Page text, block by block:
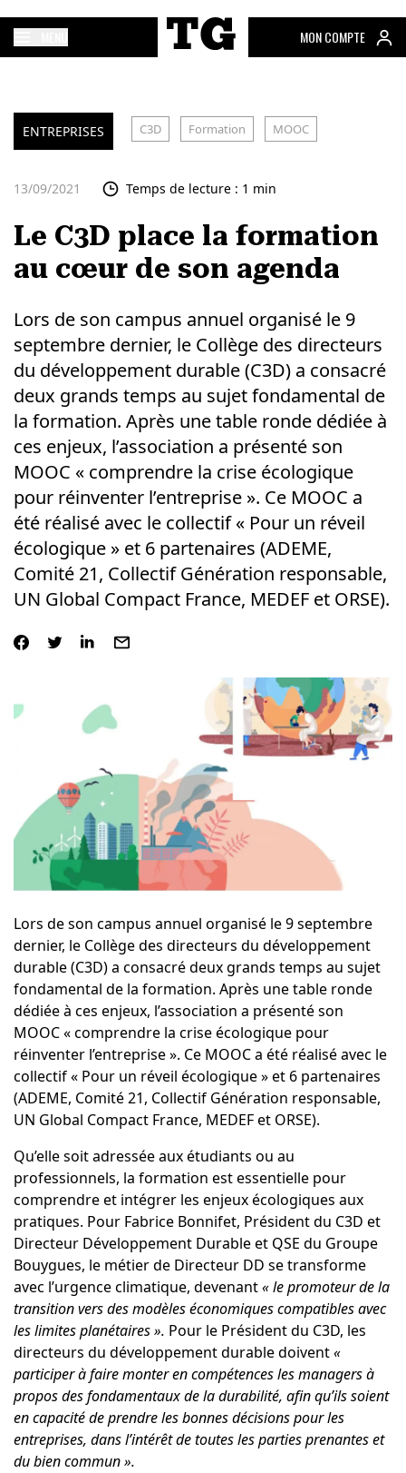
MON COMPTE
ENTREPRISES C3D Formation MOOC
13/09/2021 Temps de lecture : 1 min
Le C3D place la formation
au cœur de son agenda
Lors de son campus annuel organisé le 9
septembre dernier, le Collège des directeurs
du développement durable (C3D) a consacré
deux grands temps au sujet fondamental de
la formation. Après une table ronde dédiée à
ces enjeux, l’association a présenté son
MOOC « comprendre la crise écologique
pour réinventer l’entreprise ». Ce MOOC a
été réalisé avec le collectif « Pour un réveil
écologique » et 6 partenaires (ADEME,
Comité 21, Collectif Génération responsable,
UN Global Compact France, MEDEF et ORSE).
Lors de son campus annuel organisé le 9 septembre
dernier, le Collège des directeurs du développement
durable (C3D) a consacré deux grands temps au sujet
fondamental de la formation. Après une table ronde
dédiée à ces enjeux, l’association a présenté son
MOOC« comprendre la crise écologique pour
réinventer l’entreprise ». Ce MOOC a été réalisé avec le
collectif « Pour un réveil écologique » et 6 partenaires
(ADEME, Comité 21, Collectif Génération responsable,
UN Global Compact France, MEDEF et ORSE).
Qu’elle soit adressée aux étudiants ou au
professionnels, la formation est essentielle pour
comprendre et intégrer les enjeux écologiques aux
pratiques. Pour Fabrice Bonnifet, Président du C3D et
Directeur Développement Durable et QSE du Groupe
Bouygues, le métier de Directeur DD se transforme
avec l’urgence climatique, devenant« le promoteur de la
transition vers des modèles économiques compatibles avec
les limites planétaires ». Pour le Président du C3D, les
directeurs du développement durable doivent«
participer à faire monter en compétences les managers à
propos des fondamentaux de la durabilité, afin qu’ils soient
en capacité de prendre les bonnes décisions pour les
entreprises, dans l’intérêt de toutes les parties prenantes et
du bien commun ».